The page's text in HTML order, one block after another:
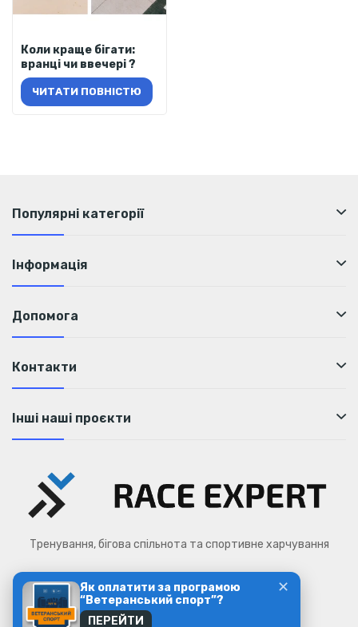
Коли краще бігати:
вранці чи ввечері ?
ЧИТАТИ ПОВНІСТЮ
Популярні категорії
Інформація
Допомога
Контакти
Інші наші проєкти
Тренування, бігова спільнота та спортивне харчування
Race Expert © 2026 ✕
Як оплатити за програмою
“Ветеранський спорт”?
ПЕРЕЙТИ